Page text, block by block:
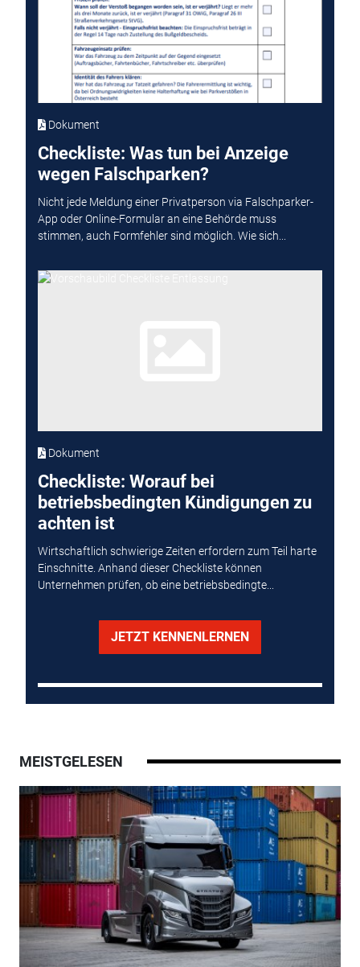
Dokument
Checkliste: Was tun bei Anzeige
wegen Falschparken?
Nicht jede Meldung einer Privatperson via Falschparker-
App oder Online-Formular an eine Behörde muss
stimmen, auch Formfehler sind möglich. Wie sich...
Dokument
Checkliste: Worauf bei
betriebsbedingten Kündigungen zu
achten ist
Wirtschaftlich schwierige Zeiten erfordern zum Teil harte
Einschnitte. Anhand dieser Checkliste können
Unternehmen prüfen, ob eine betriebsbedingte...
JETZT KENNENLERNEN
MEISTGELESEN